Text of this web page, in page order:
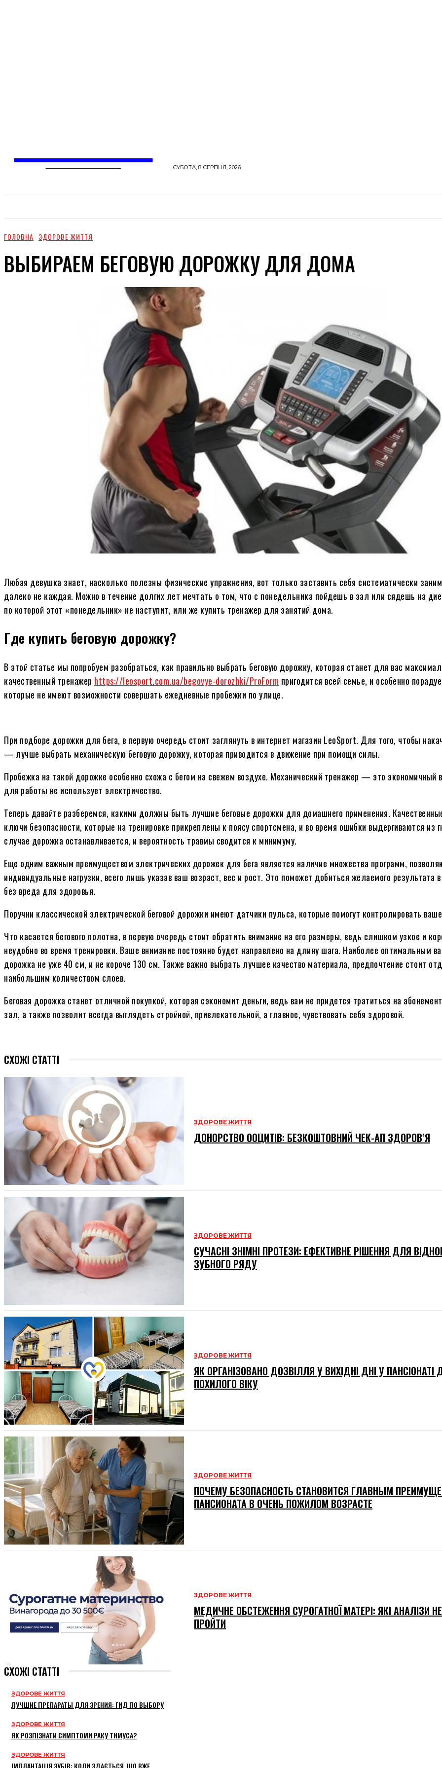
СУБОТА, 8 СЕРПНЯ, 2026
ГОЛОВНА ЗДОРОВЕ ЖИТТЯ
ВЫБИРАЕМ БЕГОВУЮ ДОРОЖКУ ДЛЯ ДОМА
Любая девушка знает, насколько полезны физические упражнения, вот только заставить себя систематически
далеко не каждая. Можно в течение долгих лет мечтать о том, что с понедельника пойдешь в зал или сядешь на
по которой этот «понедельник» не наступит, или же купить тренажер для занятий дома.
Где купить беговую дорожку?
В этой статье мы попробуем разобраться, как правильно выбрать беговую дорожку, которая станет для вас
качественный тренажер https://leosport.com.ua/begovye-dorozhki/ProForm пригодится всей семье, и особенно
которые не имеют возможности совершать ежедневные пробежки по улице.
При подборе дорожки для бега, в первую очередь стоит заглянуть в интернет магазин LeoSport. Для того, чтобы
— лучше выбрать механическую беговую дорожку, которая приводится в движение при помощи силы.
Пробежка на такой дорожке особенно схожа с бегом на свежем воздухе. Механический тренажер — это экономичный
для работы не использует электричество.
Теперь давайте разберемся, какими должны быть лучшие беговые дорожки для домашнего применения.
ключи безопасности, которые на тренировке прикреплены к поясу спортсмена, и во время ошибки выдергиваются из
случае дорожка останавливается, и вероятность травмы сводится к минимуму.
Еще одним важным преимуществом электрических дорожек для бега является наличие множества программ,
индивидуальные нагрузки, всего лишь указав ваш возраст, вес и рост. Это поможет добиться желаемого результата
без вреда для здоровья.
Поручни классической электрической беговой дорожки имеют датчики пульса, которые помогут контролировать
Что касается бегового полотна, в первую очередь стоит обратить внимание на его размеры, ведь слишком узкое и
неудобно во время тренировки. Ваше внимание постоянно будет направлено на длину шага. Наиболее оптимальным
дорожка не уже 40 см, и не короче 130 см. Также важно выбрать лучшее качество материала, предпочтение стоит
наибольшим количеством слоев.
Беговая дорожка станет отличной покупкой, которая сэкономит деньги, ведь вам не придется тратиться на
зал, а также позволит всегда выглядеть стройной, привлекательной, а главное, чувствовать себя здоровой.
СХОЖІ СТАТТІ
ЗДОРОВЕ ЖИТТЯ
ДОНОРСТВО ООЦИТІВ: БЕЗКОШТОВНИЙ ЧЕК-АП ЗДОРОВ’Я
ЗДОРОВЕ ЖИТТЯ
СУЧАСНІ ЗНІМНІ ПРОТЕЗИ: ЕФЕКТИВНЕ РІШЕННЯ ДЛЯ
ЗУБНОГО РЯДУ
ЗДОРОВЕ ЖИТТЯ
ЯК ОРГАНІЗОВАНО ДОЗВІЛЛЯ У ВИХІДНІ ДНІ У
ПОХИЛОГО ВІКУ
ЗДОРОВЕ ЖИТТЯ
ПОЧЕМУ БЕЗОПАСНОСТЬ СТАНОВИТСЯ ГЛАВНЫМ
ПАНСИОНАТА В ОЧЕНЬ ПОЖИЛОМ ВОЗРАСТЕ
ЗДОРОВЕ ЖИТТЯ
МЕДИЧНЕ ОБСТЕЖЕННЯ СУРОГАТНОЇ МАТЕРІ: ЯКІ АНАЛІЗИ
ПРОЙТИ
СХОЖІ СТАТТІ
ЗДОРОВЕ ЖИТТЯ
ЛУЧШИЕ ПРЕПАРАТЫ ДЛЯ ЗРЕНИЯ: ГИД ПО ВЫБОРУ
ЗДОРОВЕ ЖИТТЯ
ЯК РОЗПІЗНАТИ СИМПТОМИ РАКУ ТИМУСА?
ЗДОРОВЕ ЖИТТЯ
ІМПЛАНТАЦІЯ ЗУБІВ: КОЛИ ЗДАЄТЬСЯ, ЩО ВЖЕ